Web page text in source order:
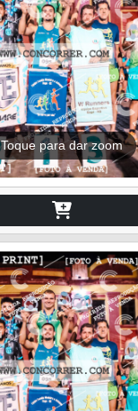
Toque para dar zoom